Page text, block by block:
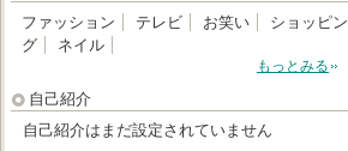
ファッション
テレビ お笑い
ショッピン
グ
ネイル
もっとみる
自己紹介
自己紹介はまだ設定されていません